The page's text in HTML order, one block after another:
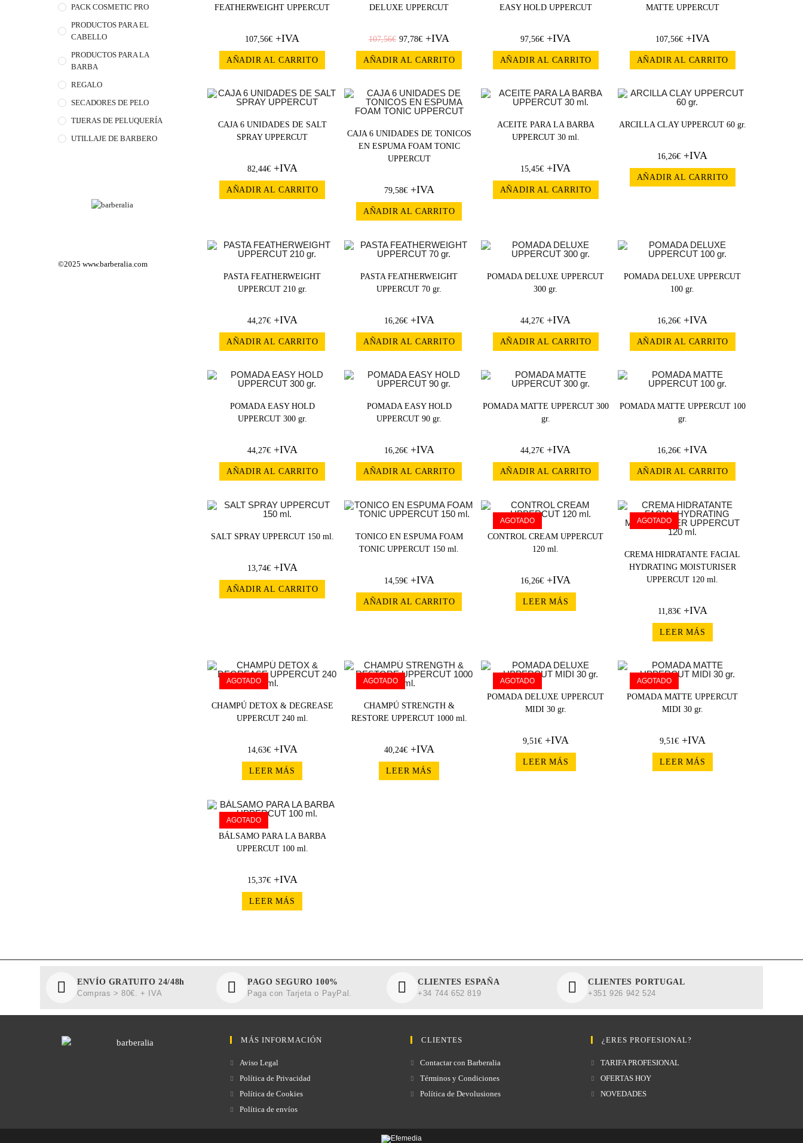
PACK COSMETIC PRO
PRODUCTOS PARA EL
CABELLO
PRODUCTOS PARA LA
BARBA
REGALO
SECADORES DE PELO
TIJERAS DE PELUQUERÍA
UTILLAJE DE BARBERO
©2025www.barberalia.com
FEATHERWEIGHT UPPERCUT
107,56€ +IVA
AÑADIR AL CARRITO
DELUXE UPPERCUT
107,56€ 97,78€ +IVA
AÑADIR AL CARRITO
EASY HOLD UPPERCUT
97,56€ +IVA
AÑADIR AL CARRITO
MATTE UPPERCUT
107,56€+IVA
AÑADIR AL CARRITO
CAJA 6 UNIDADES DE SALT
SPRAY UPPERCUT
82,44€+IVA
AÑADIR AL CARRITO
CAJA 6 UNIDADES DE TONICOS
EN ESPUMA FOAM TONIC
UPPERCUT
79,58€+IVA
AÑADIR AL CARRITO
ACEITE PARA LA BARBA
UPPERCUT 30 ml.
15,45€ +IVA
AÑADIR AL CARRITO
ARCILLA CLAY UPPERCUT 60 gr.
16,26€ +IVA
AÑADIR AL CARRITO
PASTA FEATHERWEIGHT
UPPERCUT 210 gr.
44,27€+IVA
AÑADIR AL CARRITO
PASTA FEATHERWEIGHT
UPPERCUT 70 gr.
16,26€+IVA
AÑADIR AL CARRITO
POMADA DELUXE UPPERCUT
300 gr.
44,27€ +IVA
AÑADIR AL CARRITO
POMADA DELUXE UPPERCUT
100 gr.
16,26€ +IVA
AÑADIR AL CARRITO
POMADA EASY HOLD
UPPERCUT 300 gr.
44,27€+IVA
AÑADIR AL CARRITO
POMADA EASY HOLD
UPPERCUT 90 gr.
16,26€+IVA
AÑADIR AL CARRITO
POMADA MATTE UPPERCUT 300
gr.
44,27€ +IVA
AÑADIR AL CARRITO
POMADA MATTE UPPERCUT 100
gr.
16,26€ +IVA
AÑADIR AL CARRITO
SALT SPRAY UPPERCUT 150 ml.
13,74€+IVA
AÑADIR AL CARRITO
TONICO EN ESPUMA FOAM
TONIC UPPERCUT 150 ml.
14,59€+IVA
AÑADIR AL CARRITO
AGOTADO
CONTROL CREAM UPPERCUT
120 ml.
16,26€ +IVA
LEER MÁS
AGOTADO
CREMA HIDRATANTE FACIAL
HYDRATING MOISTURISER
UPPERCUT 120 ml.
11,83€+IVA
LEER MÁS
AGOTADO
CHAMPÚ DETOX & DEGREASE
UPPERCUT 240 ml.
14,63€+IVA
LEER MÁS
AGOTADO
CHAMPÚ STRENGTH &
RESTORE UPPERCUT 1000 ml.
40,24€+IVA
LEER MÁS
AGOTADO
POMADA DELUXE UPPERCUT
MIDI 30 gr.
9,51€+IVA
LEER MÁS
AGOTADO
POMADA MATTE UPPERCUT
MIDI 30 gr.
9,51€+IVA
LEER MÁS
AGOTADO
BÁLSAMO PARA LA BARBA
UPPERCUT 100 ml.
15,37€+IVA
LEER MÁS
ENVÍO GRATUITO 24/48h
Compras > 80€. + IVA
PAGO SEGURO 100%
Paga con Tarjeta o PayPal.
CLIENTES ESPAÑA
+34 744 652 819
CLIENTES PORTUGAL
+351 926 942 524
MÁS INFORMACIÓN
Aviso Legal
Política de Privacidad
Política de Cookies
Política de envíos
CLIENTES
Contactar con Barberalia
Términos y Condiciones
Política de Devolusiones
¿ERES PROFESIONAL?
TARIFA PROFESIONAL
OFERTAS HOY
NOVEDADES